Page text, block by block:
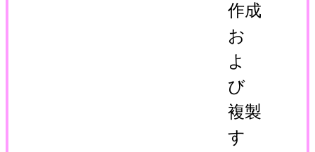
作成
お
よ
び
複製
す